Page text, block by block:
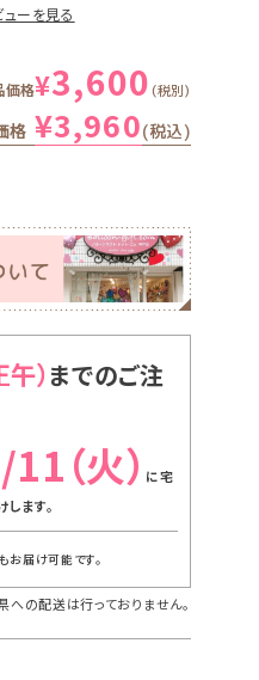
ューを見る
価格¥3,600 税別
格 ¥3,960 税込
までのご注
（火） に宅
ます。
お届け可能です。
の配送は行っておりません。